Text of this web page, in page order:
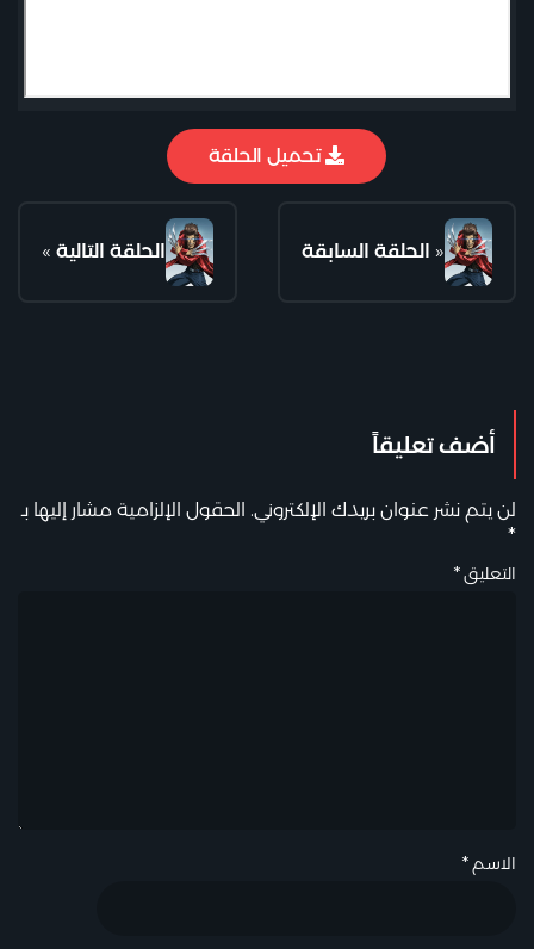
تحميل الحلقة
الحلقة التالية » « الحلقة السابقة
أضف تعليقاً
لن يتم نشر عنوان بريدك الإلكتروني. الحقول الإلزامية مشار إليها بـ
*
التعليق*
الاسم *